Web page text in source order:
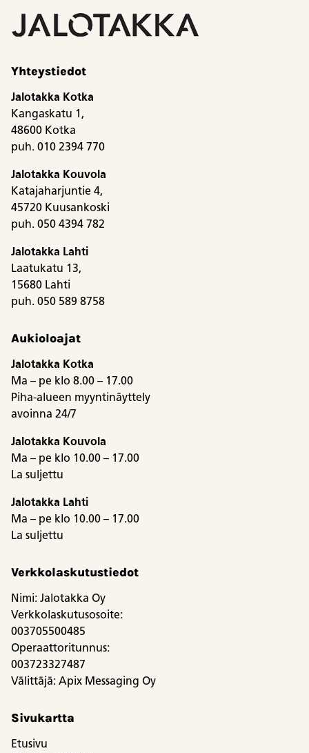
Yhteystiedot
Jalotakka Kotka
Kangaskatu 1,
48600 Kotka
puh. 010 2394 770
Jalotakka Kouvola
Katajaharjuntie 4,
45720 Kuusankoski
puh. 050 4394 782
Jalotakka Lahti
Laatukatu 13,
15680 Lahti
puh. 050 589 8758
Aukioloajat
Jalotakka Kotka
Ma – pe klo 8.00 – 17.00
Piha-alueen myyntinäyttely
avoinna 24/7
Jalotakka Kouvola
Ma – pe klo 10.00 – 17.00
La suljettu
Jalotakka Lahti
Ma – pe klo 10.00 – 17.00
La suljettu
Verkkolaskutustiedot
Nimi: Jalotakka Oy
Verkkolaskutusosoite:
003705500485
Operaattoritunnus:
003723327487
Välittäjä: Apix Messaging Oy
Sivukartta
Etusivu